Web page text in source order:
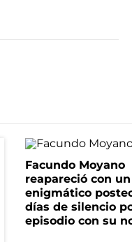
Facundo Moyano
reapareció con un
enigmático
días de silencio
episodio con su